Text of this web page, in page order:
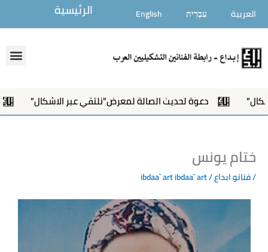
المحتوى
العربية עִבְרִית English الرئيسية
دعوة لحديث الصالة لمعرض"نلتقي عبر الاشكال"
ختام يونس
/فنانو ابداع/ ibdaa` art
ibdaa` art